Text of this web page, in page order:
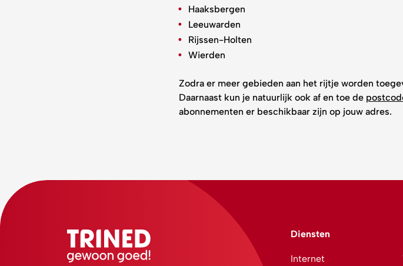
Haaksbergen
Leeuwarden
Rijssen-Holten
Wierden
Zodra er meer gebieden aan het rijtje worden
Daarnaast kun je natuurlijk ook af en toe de
abonnementen er beschikbaar zijn op jouw adres.
Diensten
Internet